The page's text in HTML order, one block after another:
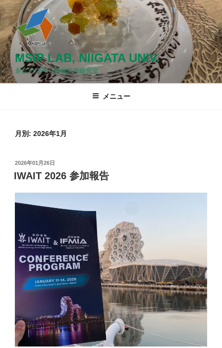
コ
ン
テ
ン
ツ
へ
ス
MSIP LAB, NIIGATA UNIV.
多次元信号・画像処理研究室
メニュー
月別: 2026年1月
投
稿
日:
2026年01月26日
IWAIT 2026 参加報告